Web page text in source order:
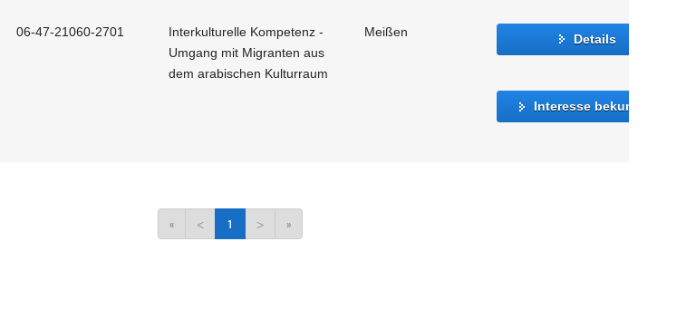
06-47-21060-2701
Interkulturelle Kompetenz -
Umgang mit Migranten aus
dem arabischen Kulturraum
Meißen Details
Interesse bekunden
« < 1 > »